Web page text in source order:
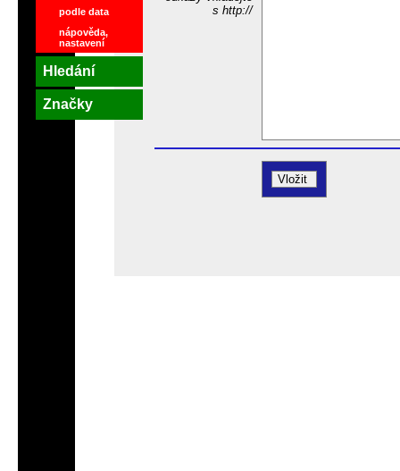
s http://
podle data
nápověda,
nastavení
Hledání
Značky